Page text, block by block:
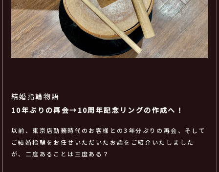
結婚指輪物語
10年ぶりの再会→10周年記念リングの作成へ！
以前、東京店勤務時代のお客様との3年分ぶりの再会、そして
ご結婚指輪をお任せいただいたお話をご紹介いたしました
が、二度あることは三度ある？